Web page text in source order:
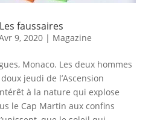
faussaires
9, 2020| Magazine
Monaco. Les deux hommes
jeudi de l’Ascension
à la nature qui explose
le Cap Martin aux confins